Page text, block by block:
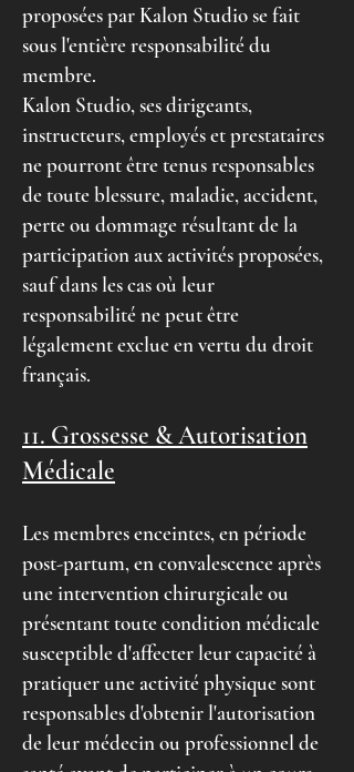
proposées par Kalon Studio se fait
sous l'entière responsabilité du
membre.
Kalon Studio, ses dirigeants,
instructeurs, employés et prestataires
ne pourront être tenus responsables
de toute blessure, maladie, accident,
perte ou dommage résultant de la
participation aux activités proposées,
sauf dans les cas où leur
responsabilité ne peut être
légalement exclue en vertu du droit
français.
11. Grossesse & Autorisation
Médicale
Les membres enceintes, en période
post-partum, en convalescence après
une intervention chirurgicale ou
présentant toute condition médicale
susceptible d'affecter leur capacité à
pratiquer une activité physique sont
responsables d'obtenir l'autorisation
de leur médecin ou professionnel de